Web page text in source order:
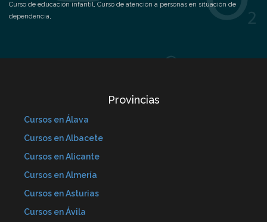
Curso de educación infantil, Curso de atención a personas en situación de
dependencia,
Provincias
Cursos en Álava
Cursos en Albacete
Cursos en Alicante
Cursos en Almería
Cursos en Asturias
Cursos en Ávila